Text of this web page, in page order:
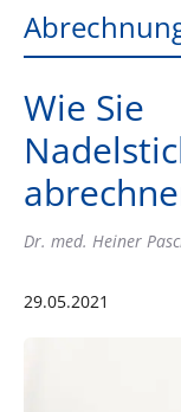
Wie Sie
Dr. med. Heiner
29.05.2021